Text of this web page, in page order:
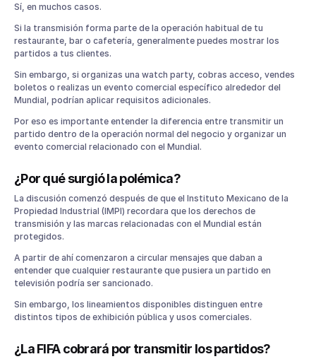
¿Necesito permiso de FIFA para transmitir el Mundial 2026
en mi restaurante?
¿Cuánto cobra FIFA por transmitir el Mundial?
¿Puedo cobrar cover para ver el Mundial en mi bar?
¿Dónde solicito una licencia para transmitir los partidos?
¿Puedo usar una cuenta personal de streaming?
promociones?
Sí, en muchos casos.
Si la transmisión forma parte de la operación habitual de tu
restaurante, bar o cafetería, generalmente puedes mostrar los
partidos a tus clientes.
Sin embargo, si organizas una watch party, cobras acceso, vendes
boletos o realizas un evento comercial específico alrededor del
Mundial, podrían aplicar requisitos adicionales.
Por eso es importante entender la diferencia entre transmitir un
partido dentro de la operación normal del negocio y organizar un
evento comercial relacionado con el Mundial.
¿Por qué surgió la polémica?
La discusión comenzó después de que el Instituto Mexicano de la
Propiedad Industrial (IMPI) recordara que los derechos de
transmisión y las marcas relacionadas con el Mundial están
protegidos.
A partir de ahí comenzaron a circular mensajes que daban a
entender que cualquier restaurante que pusiera un partido en
televisión podría ser sancionado.
Sin embargo, los lineamientos disponibles distinguen entre
distintos tipos de exhibición pública y usos comerciales.
¿La FIFA cobrará por transmitir los partidos?